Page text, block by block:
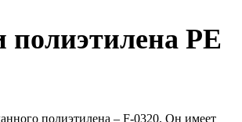
полиэтилена PE
полиэтилена – F-0320. Он имеет